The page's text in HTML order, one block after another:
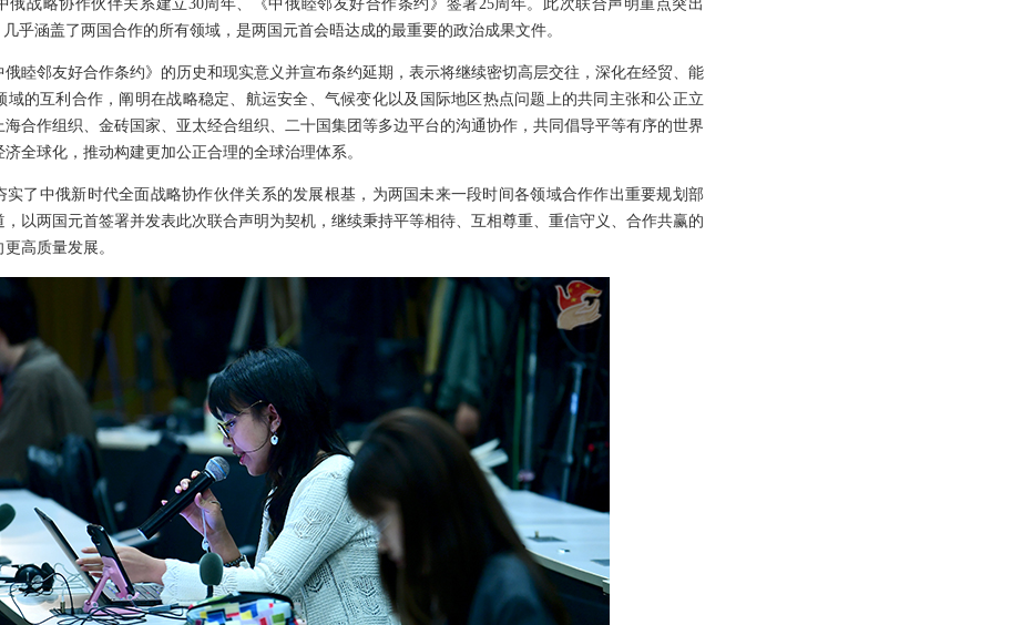
俄战略协作伙伴关系建立30周年、《中俄睦邻友好合作条约》签署25周年。此次联合声明重点突出
乎涵盖了两国合作的所有领域，是两国元首会晤达成的最重要的政治成果文件。
俄睦邻友好合作条约》的历史和现实意义并宣布条约延期，表示将继续密切高层交往，深化在经贸、能
域的互利合作，阐明在战略稳定、航运安全、气候变化以及国际地区热点问题上的共同主张和公正立
合作组织、金砖国家、亚太经合组织、二十国集团等多边平台的沟通协作，共同倡导平等有序的世界
全球化，推动构建更加公正合理的全球治理体系。
实了中俄新时代全面战略协作伙伴关系的发展根基，为两国未来一段时间各领域合作作出重要规划部
以两国元首签署并发表此次联合声明为契机，继续秉持平等相待、互相尊重、重信守义、合作共赢的
高质量发展。